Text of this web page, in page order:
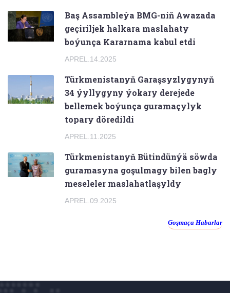
Baş Assambleýa BMG-niň Awazada
geçiriljek halkara maslahaty
boýunça Kararnama kabul etdi
APREL.14.2025
Türkmenistanyň Garaşsyzlygynyň
34 ýyllygyny ýokary derejede
bellemek boýunça guramaçylyk
topary döredildi
APREL.11.2025
Türkmenistanyň Bütindünýä söwda
guramasyna goşulmagy bilen bagly
meseleler maslahatlaşyldy
APREL.09.2025
Goşmaça Habarlar